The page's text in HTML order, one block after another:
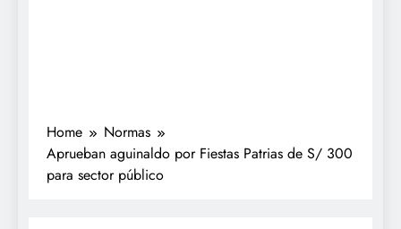
Home
Normas
Aprueban aguinaldo por Fiestas Patrias de S/ 300
para sector público